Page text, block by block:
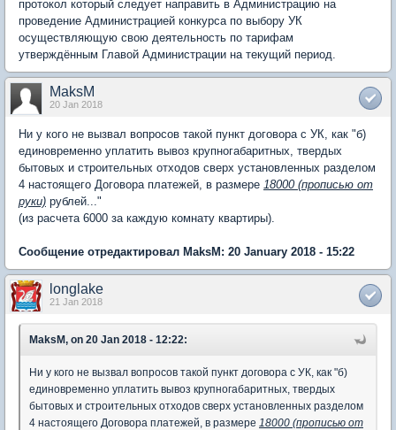
протокол который следует направить в Администрацию на
проведение Администрацией конкурса по выбору УК
осуществляющую свою деятельность по тарифам
утверждённым Главой Администрации на текущий период.
MaksM
20 Jan 2018
Ни у кого не вызвал вопросов такой пункт договора с УК, как "б)
единовременно уплатить вывоз крупногабаритных, твердых
бытовых и строительных отходов сверх установленных разделом
4 настоящего Договора платежей, в размере 18000 (прописью от
руки) рублей..."
(из расчета 6000 за каждую комнату квартиры).
Сообщение отредактировал MaksM: 20 January 2018 - 15:22
longlake
21 Jan 2018
MaksM, on 20 Jan 2018 - 12:22:
Ни у кого не вызвал вопросов такой пункт договора с УК, как "б)
единовременно уплатить вывоз крупногабаритных, твердых
бытовых и строительных отходов сверх установленных разделом
4 настоящего Договора платежей, в размере 18000 (прописью от